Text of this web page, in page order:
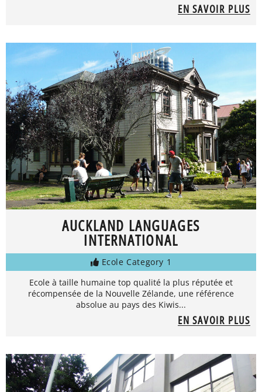
EN SAVOIR PLUS
AUCKLAND LANGUAGES
INTERNATIONAL
Ecole Category 1
Ecole à taille humaine top qualité la plus réputée et
récompensée de la Nouvelle Zélande, une référence
absolue au pays des Kiwis...
EN SAVOIR PLUS